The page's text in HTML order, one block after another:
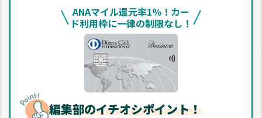
ANAマイル還元率1％！カー
ド利用枠に一律の制限なし！
編集部のイチオシポイント！